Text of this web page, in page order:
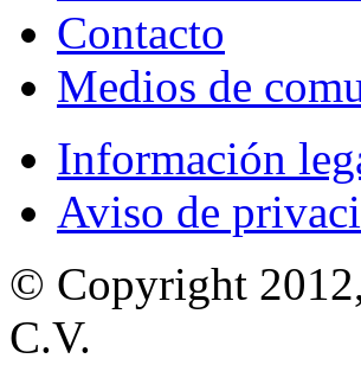
Contacto
Medios de
Información
Aviso de
© Copyright
C.V.